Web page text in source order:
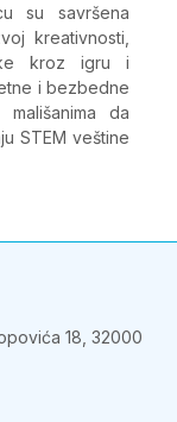
su savršena
kreativnosti,
kroz igru i
i bezbedne
da
STEM veštine
18, 32000